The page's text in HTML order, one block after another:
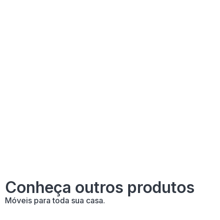
Conheça outros produtos
Móveis para toda sua casa.